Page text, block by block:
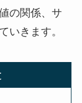
の関係、サ
いきます。